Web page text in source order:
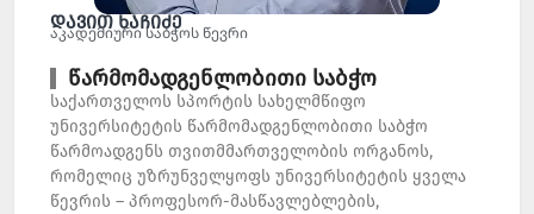
დავით ხაჩიძე
აკადემიური საბჭოს წევრი
წარმომადგენლობითი საბჭო
საქართველოს სპორტის სახელმწიფო
უნივერსიტეტის წარმომადგენლობითი საბჭო
წარმოადგენს თვითმმართველობის ორგანოს,
რომელიც უზრუნველყოფს უნივერსიტეტის ყველა
წევრის – პროფესორ-მასწავლებლების,